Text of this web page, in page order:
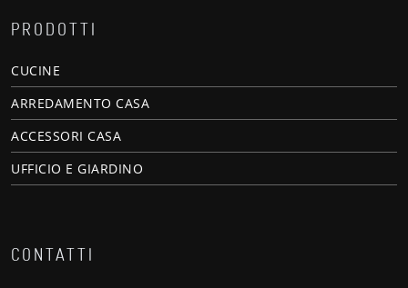
PRODOTTI
CUCINE
ARREDAMENTO CASA
ACCESSORI CASA
UFFICIO E GIARDINO
CONTATTI